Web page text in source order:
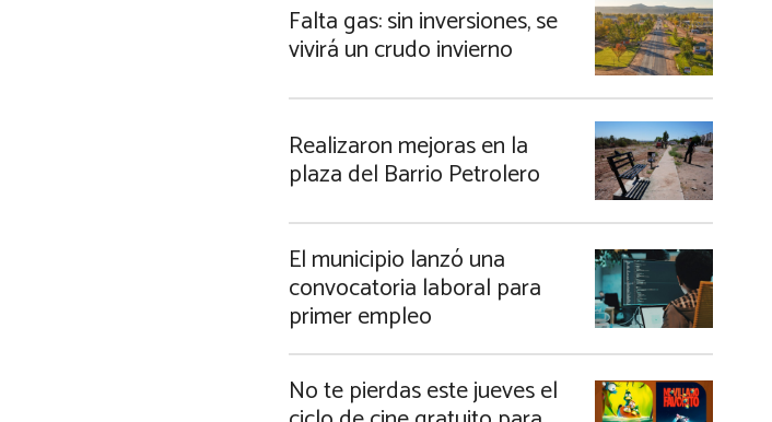
Falta gas: sin inversiones, se
vivirá un crudo invierno
Realizaron mejoras en la
plaza del Barrio Petrolero
El municipio lanzó una
convocatoria laboral para
primer empleo
No te pierdas este jueves el